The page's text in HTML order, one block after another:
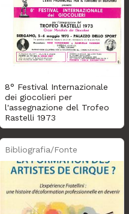
8° Festival Internazionale
dei giocolieri per
l'assegnazione del Trofeo
Rastelli 1973
Bibliografia/Fonte